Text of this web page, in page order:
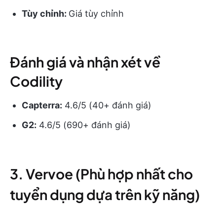
Tùy chỉnh: Giá tùy chỉnh
Đánh giá và nhận xét về
Codility
Capterra: 4.6/5 (40+ đánh giá)
G2: 4.6/5 (690+ đánh giá)
3. Vervoe (Phù hợp nhất cho
tuyển dụng dựa trên kỹ năng)